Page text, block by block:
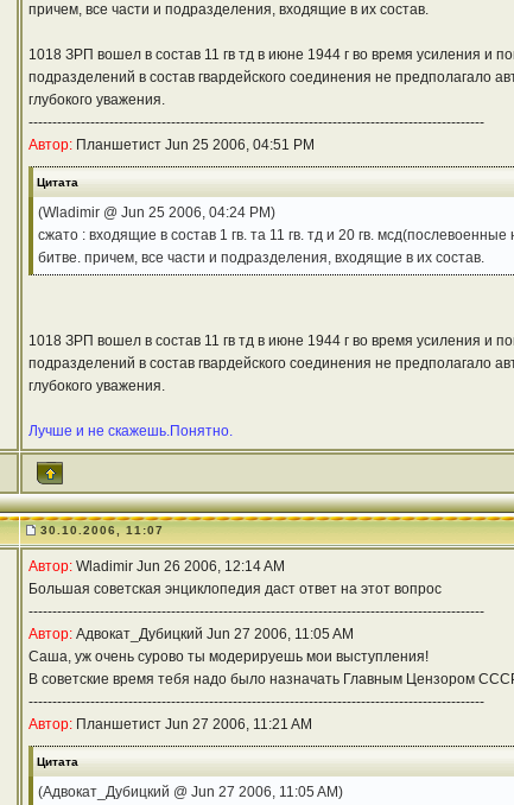
причем, все части и подразделения, входящие в их состав.
1018 ЗРП вошел в состав 11 гв тд в июне 1944 г во время усиления и
подразделений в состав гвардейского соединения не предполагало
глубокого уважения.
------------------------------------------------------------------------------------------------
Автор:Планшетист Jun 25 2006, 04:51 PM
Цитата
(Wladimir @ Jun 25 2006, 04:24 PM)
сжато : входящие в состав 1 гв. та 11 гв. тд и 20 гв.
битве. причем, все части и подразделения, входящие в их состав.
1018 ЗРП вошел в состав 11 гв тд в июне 1944 г во время усиления и
подразделений в состав гвардейского соединения не предполагало
глубокого уважения.
Лучше и не скажешь.Понятно.
30.10.2006, 11:07
Автор:Wladimir Jun 26 2006, 12:14 AM
Большая советская энциклопедия даст ответ на этот вопрос
------------------------------------------------------------------------------------------------
Автор:Адвокат_Дубицкий Jun 27 2006, 11:05 AM
Саша, уж очень сурово ты модерируешь мои выступления!
В советские время тебя надо было назначать Главным Цензором
------------------------------------------------------------------------------------------------
Автор:Планшетист Jun 27 2006, 11:21 AM
Цитата
(Адвокат_Дубицкий @ Jun 27 2006, 11:05 AM)